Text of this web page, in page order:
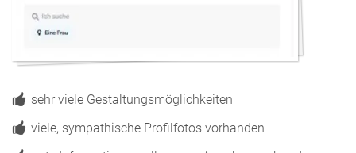
sehr viele Gestaltungsmöglichkeiten
viele, sympathische Profilfotos vorhanden